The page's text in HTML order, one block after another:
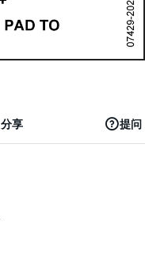
分享 提问